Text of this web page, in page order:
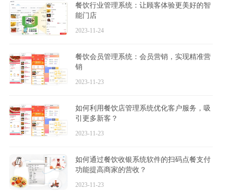
餐饮行业管理系统：让顾客体验更美好的智
能门店
2023-11-24
餐饮会员管理系统：会员营销，实现精准营
销
2023-11-23
如何利用餐饮店管理系统优化客户服务，吸
引更多新客？
2023-11-23
如何通过餐饮收银系统软件的扫码点餐支付
功能提高商家的营收？
2023-11-23